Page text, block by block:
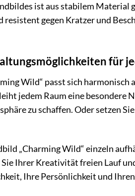
ist aus stabilem
resistent gegen Kratzer und
für
Wild“ passt sich harmonisch
jedem Raum eine besondere
zu schaffen. Oder setzen
„Charming Wild“ einzeln
Sie Ihrer Kreativität freien Lauf
Ihre Persönlichkeit und